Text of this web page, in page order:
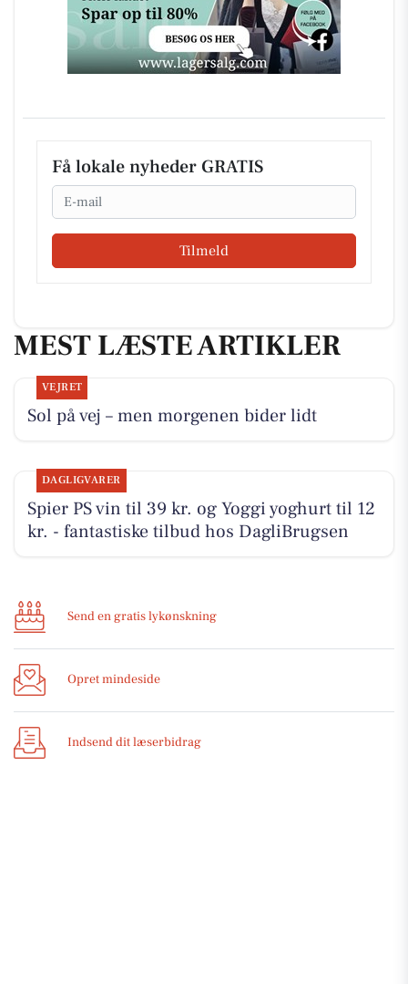
Få lokale nyheder GRATIS
Email
Tilmeld
MEST LÆSTE ARTIKLER
VEJRET
Sol på vej – men morgenen bider lidt
DAGLIGVARER
Spier PS vin til 39 kr. og Yoggi yoghurt til 12
kr. - fantastiske tilbud hos DagliBrugsen
Send en gratis lykønskning
Opret mindeside
Indsend dit læserbidrag